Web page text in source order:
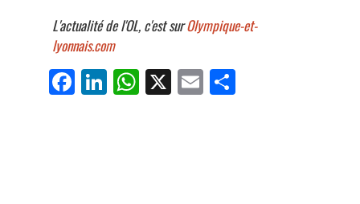
L'actualité de l'OL, c'est surOlympique-et-
lyonnais.com
Fa
ce
Li
nk
W
ha
X E
m
Pa
rt